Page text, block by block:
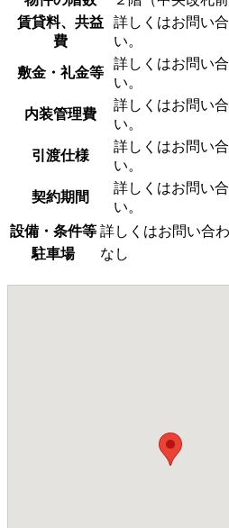
賃貸料、共益
費
詳しくはお問い
い。
敷金・礼金等
詳しくはお問い
い。
内装管理費
詳しくはお問い
い。
引渡仕様
詳しくはお問い
い。
契約期間
詳しくはお問い
い。
設備・条件等 詳しくはお問い合
駐車場
なし